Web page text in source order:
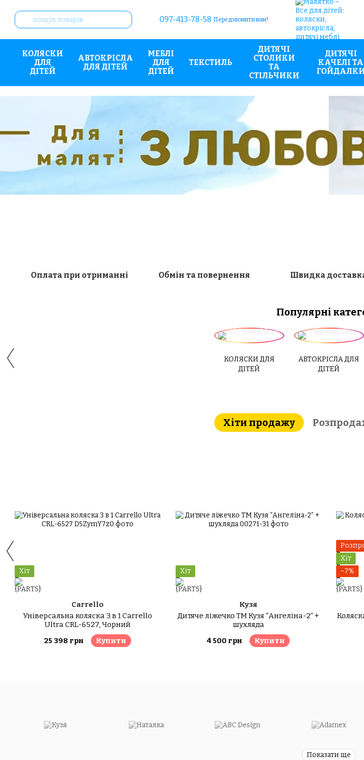
097-413-78-58 Передзвонити вам?
КОЛЯСКИ
ДЛЯ
ДІТЕЙ
АВТОКРІСЛА
ДЛЯ ДІТЕЙ
МЕБЛІ
ДЛЯ
ДІТЕЙ
ТЕКСТИЛЬ
ДИТЯЧІ
СТОЛИКИ
ТА
СТІЛЬЧИКИ
ДИТЯЧІ
КАЧЕЛІ ТА
Оплата при отриманні Обмін та повернення Швидка
Популярні
КОЛЯСКИ ДЛЯ
ДІТЕЙ
АВТОКРІСЛА ДЛЯ
ДІТЕЙ
Хіти продажу
Хіт
Carrello
Універсальна коляска 3 в 1 Carrello
Ultra CRL-6527, Чорний
25 398 грн
Купити
Хіт
Кузя
Дитяче ліжечко ТМ Кузя “Ангеліна-2” +
шухляда
4 500 грн
Купити
Хіт
−7%
Показати ще